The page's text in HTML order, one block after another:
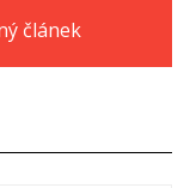
článek